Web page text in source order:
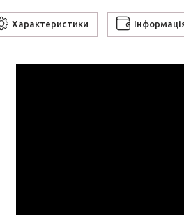
Характеристики